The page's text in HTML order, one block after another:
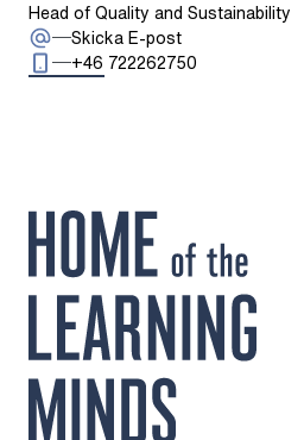
Head of Quality and Sustainability
Skicka E-post: Marie Furmarker
+46 722262750